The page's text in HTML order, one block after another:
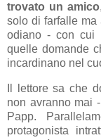
trovato un amico
solo di farfalle ma
odiano - con cui
quelle domande
incardinano nel
Il lettore sa che
non avranno mai
Papp.
protagonista